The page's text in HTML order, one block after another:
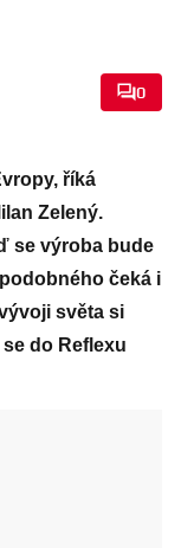
0
říká
Zelený.
se výroba bude
čeká i
světa si
do Reflexu